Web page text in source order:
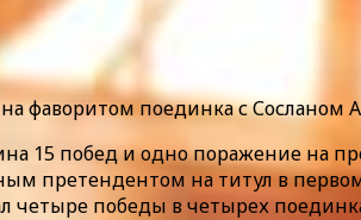
фаворитом поединка с Сосланом
15 побед и одно поражение на
претендентом на титул в
четыре победы в четырех